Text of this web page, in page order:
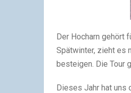
Der Hocharn gehört
Spätwinter, zieht es
besteigen. Die Tour
Dieses Jahr hat uns